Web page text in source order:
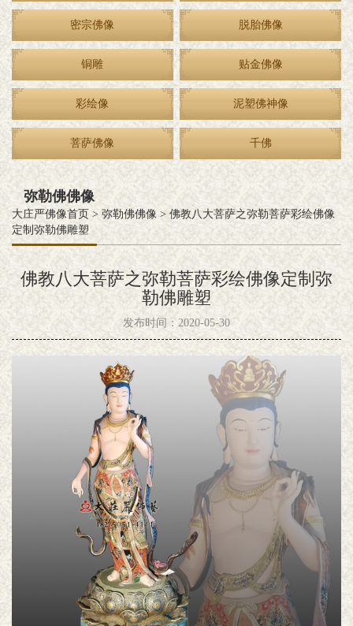
密宗佛像 脱胎佛像
铜雕 贴金佛像
彩绘像 泥塑佛神像
菩萨佛像 千佛
弥勒佛佛像
大庄严佛像首页 > 弥勒佛佛像 > 佛教八大菩萨之弥勒菩萨彩绘佛像
定制弥勒佛雕塑
佛教八大菩萨之弥勒菩萨彩绘佛像定制弥
勒佛雕塑
发布时间：2020-05-30